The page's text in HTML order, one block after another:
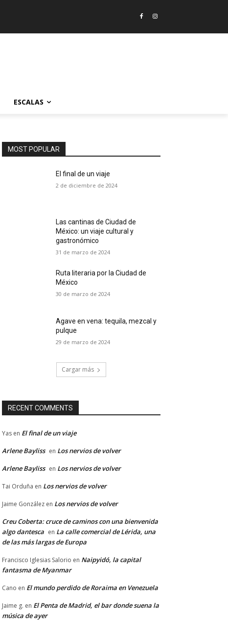
ESCALAS
MOST POPULAR
El final de un viaje
2 de diciembre de 2024
Las cantinas de Ciudad de
México: un viaje cultural y
gastronómico
31 de marzo de 2024
Ruta literaria por la Ciudad de
México
30 de marzo de 2024
Agave en vena: tequila, mezcal y
pulque
29 de marzo de 2024
Cargar más
RECENT COMMENTS
Yas en El final de un viaje
Arlene Bayliss en Los nervios de volver
Arlene Bayliss en Los nervios de volver
Tai Orduña en Los nervios de volver
Jaime González en Los nervios de volver
Creu Coberta: cruce de caminos con una bienvenida
algo dantesca en La calle comercial de Lérida, una
de las más largas de Europa
Francisco Iglesias Salorio en Naipyidó, la capital
fantasma de Myanmar
Cano en El mundo perdido de Roraima en Venezuela
Jaime g. en El Penta de Madrid, el bar donde suena la
música de ayer